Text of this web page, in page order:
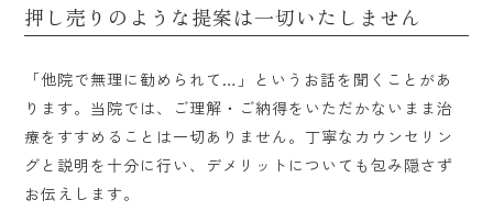
押し売りのような提案は一切いたしません
「他院で無理に勧められて…」というお話を聞くことがあ
ります。当院では、ご理解・ご納得をいただかないまま治
療をすすめることは一切ありません。丁寧なカウンセリン
グと説明を十分に行い、デメリットについても包み隠さず
お伝えします。